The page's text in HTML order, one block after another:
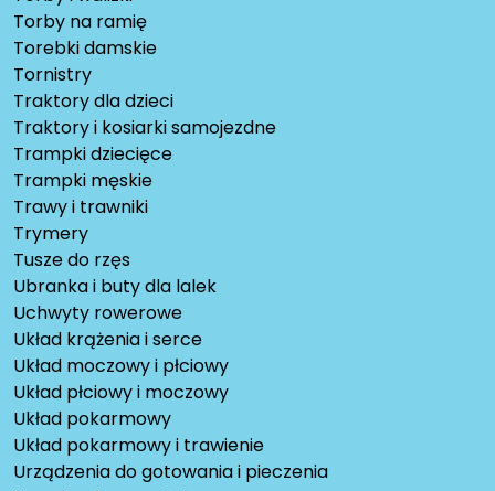
Torby na ramię
Torebki damskie
Tornistry
Traktory dla dzieci
Traktory i kosiarki samojezdne
Trampki dziecięce
Trampki męskie
Trawy i trawniki
Trymery
Tusze do rzęs
Ubranka i buty dla lalek
Uchwyty rowerowe
Układ krążenia i serce
Układ moczowy i płciowy
Układ płciowy i moczowy
Układ pokarmowy
Układ pokarmowy i trawienie
Urządzenia do gotowania i pieczenia